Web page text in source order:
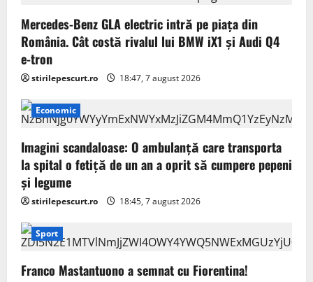
Mercedes-Benz GLA electric intră pe piața din
România. Cât costă rivalul lui BMW iX1 și Audi Q4
e-tron
stirilepescurt.ro 18:47, 7 august 2026
Economic
Imagini scandaloase: O ambulanță care transporta
la spital o fetiță de un an a oprit să cumpere pepeni
și legume
stirilepescurt.ro 18:45, 7 august 2026
Sport
Franco Mastantuono a semnat cu Fiorentina!